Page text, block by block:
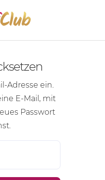
Adresse ein.
E-Mail , mit
Passwort